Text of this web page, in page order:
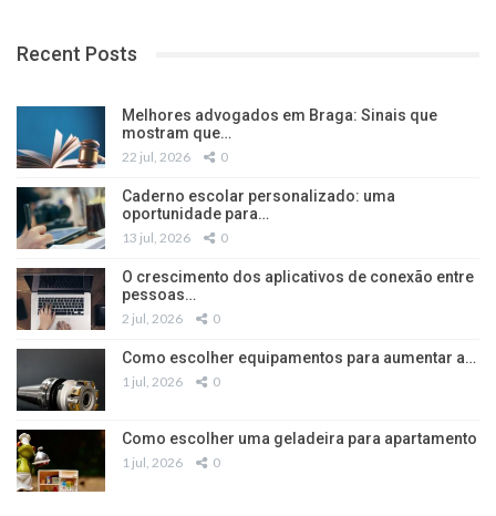
Recent Posts
Melhores advogados em Braga: Sinais que
mostram que…
22 jul, 2026 0
Caderno escolar personalizado: uma
oportunidade para…
13 jul, 2026 0
O crescimento dos aplicativos de conexão entre
pessoas…
2 jul, 2026 0
Como escolher equipamentos para aumentar a…
1 jul, 2026 0
Como escolher uma geladeira para apartamento
1 jul, 2026 0